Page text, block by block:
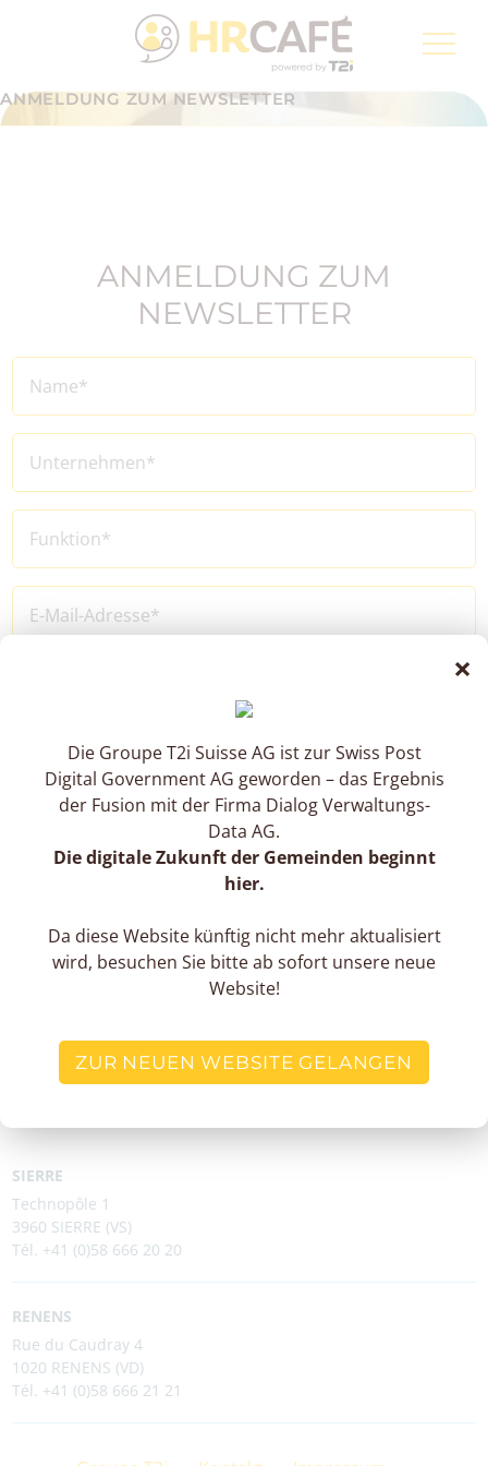
×
Die Groupe T2i Suisse AG ist zur Swiss Post
Digital Government AG geworden – das Ergebnis
der Fusion mit der Firma Dialog Verwaltungs-
Data AG.
Die digitale Zukunft der Gemeinden beginnt
hier.
Da diese Website künftig nicht mehr aktualisiert
wird, besuchen Sie bitte ab sofort unsere neue
Website!
ZUR NEUEN WEBSITE GELANGEN
Groupe T2i, ein Digitalisierungsspezialist von der
Schweizerischen Post
Anmeldung zum Newsletter
ANMELDUNG ZUM NEWSLETTER
ANMELDUNG ZUM
NEWSLETTER
Modul Mitarbeitervorgänge
Modul Urlaub und Abwesenheiten
Modul Spesenabrechnungen
Modul Arbeitszeit und Aktivität
Modul Bewertungen und Ziele
Outsourcing
Wenn Sie dieses Formular absenden, stimmen Sie der Verarbeitung Ihrer
personenbezogenen Daten zu, die für die Beantwortung Ihrer Anfrage sowie für die
Zusendung von Informationen durch Groupe T2i genutzt werden. Ihre Zugangsrechte
SIERRE
Technopôle 1
3960 SIERRE (VS)
Tél. +41 (0)58 666 20 20
RENENS
Rue du Caudray 4
1020 RENENS (VD)
Tél. +41 (0)58 666 21 21